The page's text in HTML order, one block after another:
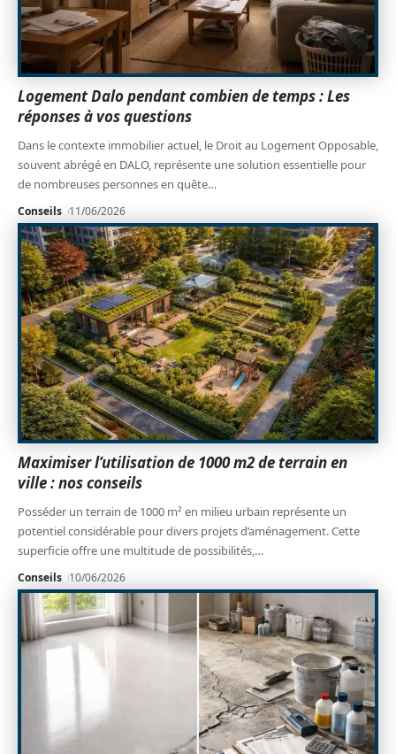
Logement Dalo pendant combien de temps : Les
réponses à vos questions
Dans le contexte immobilier actuel, le Droit au Logement Opposable,
souvent abrégé en DALO, représente une solution essentielle pour
de nombreuses personnes en quête…
Conseils 11/06/2026
Maximiser l’utilisation de 1000 m2 de terrain en
ville : nos conseils
Posséder un terrain de 1000 m² en milieu urbain représente un
potentiel considérable pour divers projets d’aménagement. Cette
superficie offre une multitude de possibilités, …
Conseils 10/06/2026